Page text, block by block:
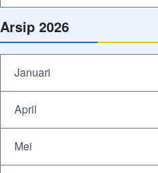
Arsip 2026
Januari
April
Mei